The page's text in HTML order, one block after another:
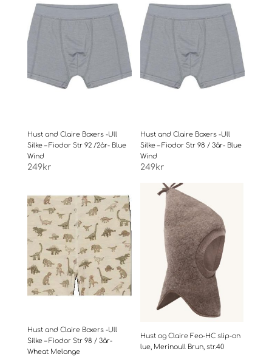
Hust and Claire Boxers -Ull
Silke – Fiodor Str 92 /2år- Blue
Wind
249kr
Hust and Claire Boxers -Ull
Silke – Fiodor Str 98 / 3år- Blue
Wind
249kr
Hust and Claire Boxers -Ull
Silke – Fiodor Str 98 / 3år-
Wheat Melange
Hust og Claire Feo-HC slip-on
lue, Merinoull Brun, str.40